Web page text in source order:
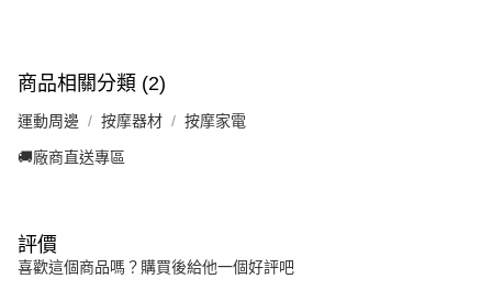
商品相關分類 (2)
運動周邊 按摩器材 按摩家電
🚚廠商直送專區
評價
喜歡這個商品嗎？購買後給他一個好評吧